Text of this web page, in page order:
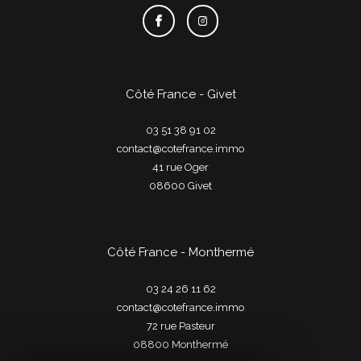
Côté France - Givet
03 51 38 91 02
contact@cotefrance.immo
41 rue Oger
08600
givet
Côté France - Monthermé
03 24 26 11 62
contact@cotefrance.immo
72 rue Pasteur
08800
monthermé